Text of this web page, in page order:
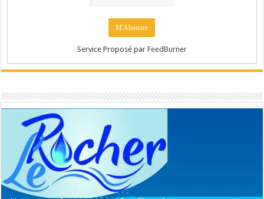
Service Proposé par FeedBurner